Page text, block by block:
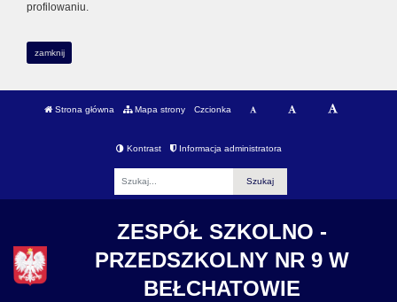
profilowaniu.
zamknij
Strona główna Mapa strony Czcionka
Kontrast Informacja administratora
ZESPÓŁ SZKOLNO -
PRZEDSZKOLNY NR 9 W
BEŁCHATOWIE